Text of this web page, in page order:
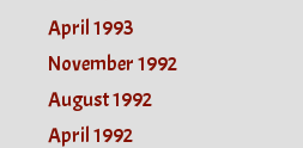
April 1993
November 1992
August 1992
April 1992